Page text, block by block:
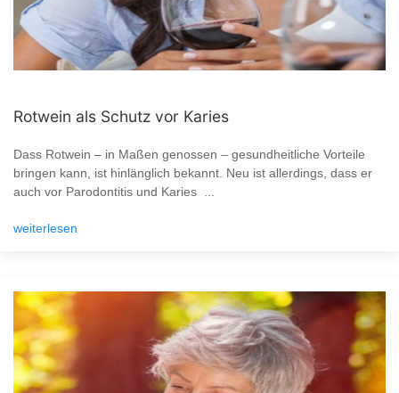
Rotwein als Schutz vor Karies
Dass Rotwein – in Maßen genossen – gesundheitliche Vorteile
bringen kann, ist hinlänglich bekannt. Neu ist allerdings, dass er
auch vor Parodontitis und Karies ...
weiterlesen